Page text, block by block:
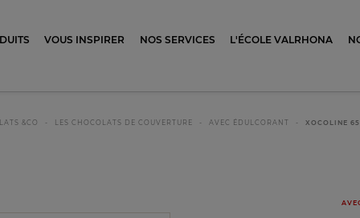
VOUS INSPIRER NOS SERVICES L'ÉCOLE VALRHONA
&CO LES CHOCOLATS DE COUVERTURE AVEC ÉDULCORANT XOCOLINE